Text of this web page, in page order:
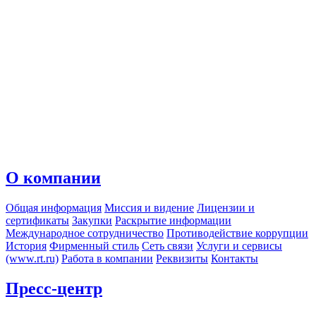
О компании
Общая информация Миссия и видение Лицензии и
сертификаты Закупки Раскрытие информации
Международное сотрудничество Противодействие коррупции
История Фирменный стиль Сеть связи Услуги и сервисы
(www.rt.ru) Работа в компании Реквизиты Контакты
Пресс-центр